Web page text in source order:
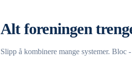
Alt foreningen
Slipp å kombinere mange systemer.